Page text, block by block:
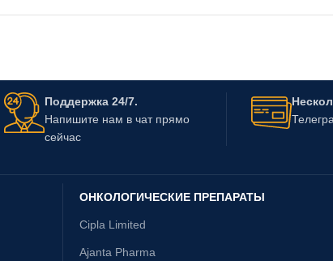
Поддержка 24/7.
Напишите нам в чат прямо
сейчас
ОНКОЛОГИЧЕСКИЕ ПРЕПАРАТЫ
Cipla Limited
Ajanta Pharma